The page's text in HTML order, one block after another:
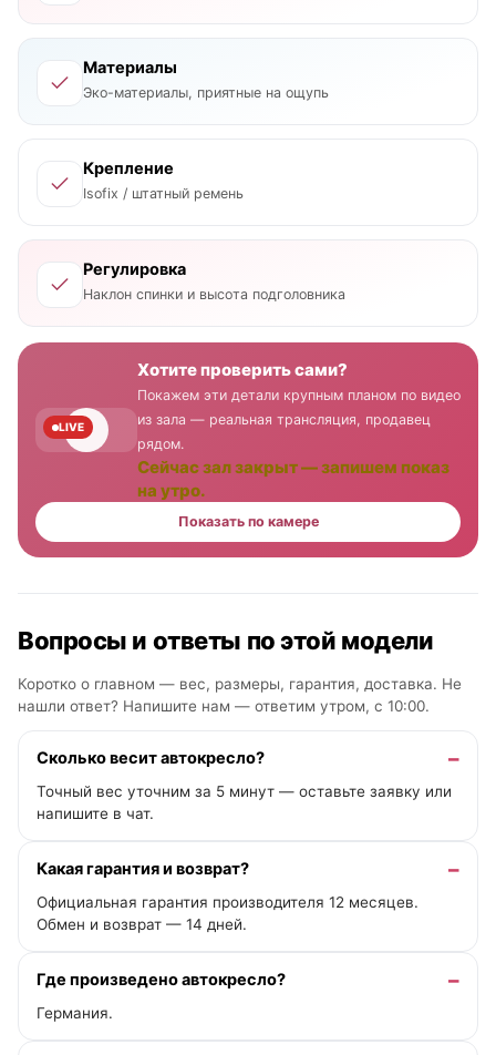
Материалы
Эко-материалы, приятные на ощупь
Крепление
Isofix / штатный ремень
Регулировка
Наклон спинки и высота подголовника
LIVE
Хотите проверить сами?
Покажем эти детали крупным планом по видео
из зала — реальная трансляция, продавец
рядом.
Сейчас зал закрыт — запишем показ
на утро.
Показать по камере
Вопросы и ответы по этой модели
Коротко о главном — вес, размеры, гарантия, доставка. Не
нашли ответ? Напишите нам — ответим утром, с 10:00.
Сколько весит автокресло?
Точный вес уточним за 5 минут — оставьте заявку или
напишите в чат.
Какая гарантия и возврат?
Официальная гарантия производителя 12 месяцев.
Обмен и возврат — 14 дней.
Где произведено автокресло?
Германия.